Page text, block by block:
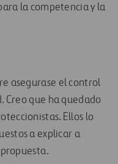
la competencia y la
asegurase el control
Creo que ha quedado
Ellos lo
a explicar a